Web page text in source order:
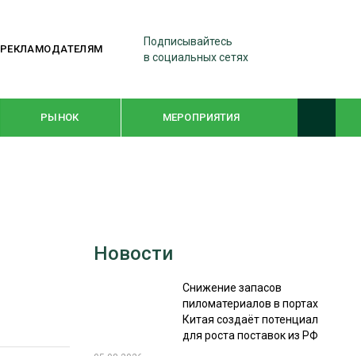
РЕКЛАМОДАТЕЛЯМ
Подписывайтесь
в социальных сетях
РЫНОК МЕРОПРИЯТИЯ
WOODEX-2021
СУШКА ДРЕВЕСИНЫ
Новости
Снижение запасов
пиломатериалов в портах
Китая создаёт потенциал
для роста поставок из РФ